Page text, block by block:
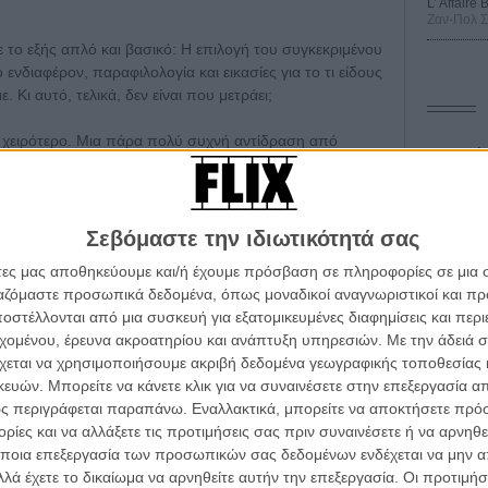
Σεβόμαστε την ιδιωτικότητά σας
μας αποθηκεύουμε και/ή έχουμε πρόσβαση σε πληροφορίες σε
προσωπικά δεδομένα, όπως μοναδικοί αναγνωριστικοί και
από μια συσκευή για εξατομικευμένες διαφημίσεις και
έρευνα ακροατηρίου και ανάπτυξη υπηρεσιών. Με την άδειά
να χρησιμοποιήσουμε ακριβή δεδομένα γεωγραφικής τοποθεσίας
Μπορείτε να κάνετε κλικ για να συναινέσετε στην επεξεργασία
περιγράφεται παραπάνω. Εναλλακτικά, μπορείτε να αποκτήσετε
και να αλλάξετε τις προτιμήσεις σας πριν συναινέσετε ή να
επεξεργασία των προσωπικών σας δεδομένων ενδέχεται να μην
έχετε το δικαίωμα να αρνηθείτε αυτήν την επεξεργασία. Οι
εξής απλό και βασικό: Η επιλογή του συγκεκριμένου
παραφιλολογία και εικασίες για το τι είδους
αυτό, τελικά, δεν είναι που μετράει;
χειρότερο. Μια πάρα πολύ συχνή αντίδραση από
παραλλαγή του «αν ήταν Πρόεδρος πέρσι ΦΥΣΙΚΑ
-
τη γνώμη μας γι' αυτό το ενδεχόμενο μπορείτε να
δεν είναι ποτέ τόσο απλά. Οι αδελφοί Κοέν,
δώσει Χρυσό Φοίνικα στο«Dheepan», μια σχετικά
κουλ Τζορτζ Μίλερ λέγεται πως μπλόκαρε
προς τον Φοίνικα, δίνοντάς τον τελικά στον«Εγώ,
Ταραντίνο έδωσε το Χρυσό Φοίνικα στον Μάικλ
της πιο ανέμπνευστης καμπής της καριέρας
Βιρασετακούν, αναμφίβολα μια από τις πιο
να προδικάζουμε, προβλέπουμε. Πού θα δώσει τον
ακραίες μαντεψιές μας.
L’ Affaire
Ζαν-Πολ
Ο
10
τον